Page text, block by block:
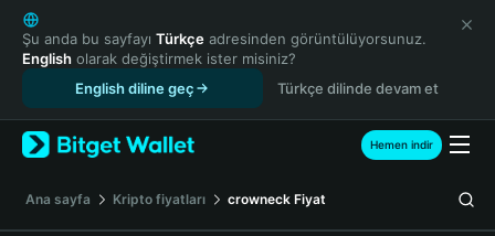
English
日本語
Tiếng Việt
Español (Latinoamérica)
Türkçe
Français
Deutsch
Şu anda bu sayfayı Türkçe adresinden görüntülüyorsunuz.
English olarak değiştirmek ister misiniz?
English diline geç
Türkçe dilinde devam et
Hemen indir
Ana sayfa Kripto fiyatları crowneck Fiyat